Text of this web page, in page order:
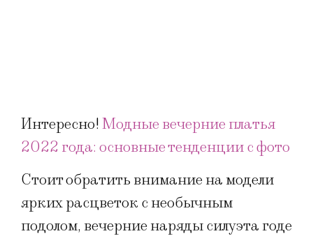
Интересно!Модные вечерние платья
2022 года: основные тенденции с фото
Стоит обратить внимание на модели
ярких расцветок с необычным
подолом, вечерние наряды силуэта годе